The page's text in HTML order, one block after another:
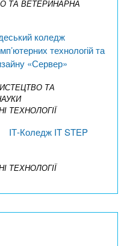
ТА ВЕТЕРИНАРНА
коледж
технологій та
«Сервер»
ТА
ТЕХНОЛОГІЇ
IТ-Коледж IT STEP
ТЕХНОЛОГІЇ